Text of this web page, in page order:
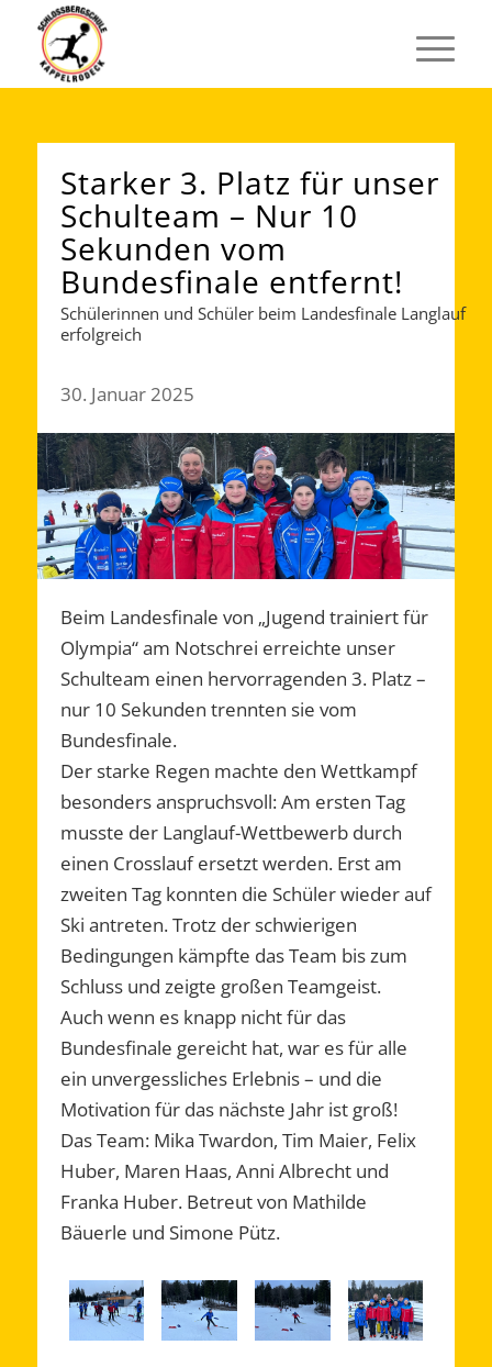
Starker 3. Platz für unser
Schulteam – Nur 10
Sekunden vom
Bundesfinale entfernt!
Schülerinnen und Schüler beim Landesfinale Langlauf
erfolgreich
30. Januar 2025
Beim Landesfinale von „Jugend trainiert für
Olympia“ am Notschrei erreichte unser
Schulteam einen hervorragenden 3. Platz –
nur 10 Sekunden trennten sie vom
Bundesfinale.
Der starke Regen machte den Wettkampf
besonders anspruchsvoll: Am ersten Tag
musste der Langlauf-Wettbewerb durch
einen Crosslauf ersetzt werden. Erst am
zweiten Tag konnten die Schüler wieder auf
Ski antreten. Trotz der schwierigen
Bedingungen kämpfte das Team bis zum
Schluss und zeigte großen Teamgeist.
Auch wenn es knapp nicht für das
Bundesfinale gereicht hat, war es für alle
ein unvergessliches Erlebnis – und die
Motivation für das nächste Jahr ist groß!
Das Team: Mika Twardon, Tim Maier, Felix
Huber, Maren Haas, Anni Albrecht und
Franka Huber. Betreut von Mathilde
Bäuerle und Simone Pütz.